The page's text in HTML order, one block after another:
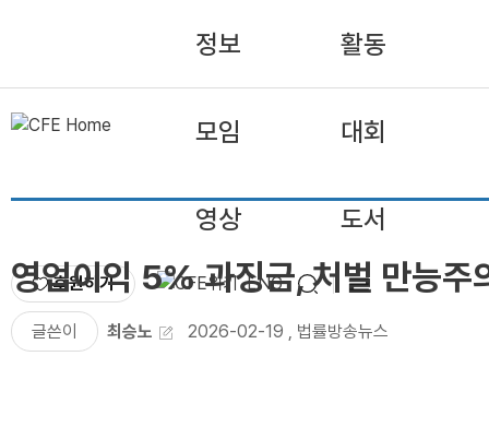
정보 활동
모임 대회
영상 도서
후원하기 ENG
영업이익 5% 과징금, 처벌 만능주
글쓴이 최승노 2026-02-19 , 법률방송뉴스